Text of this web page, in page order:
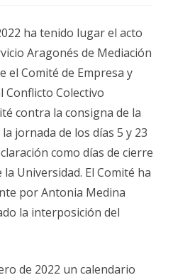
ha tenido lugar el acto
Aragonés de Mediación
el Comité de Empresa y
Conflicto Colectivo
contra la consigna de la
jornada de los días 5 y 23
como días de cierre
Universidad. El Comité ha
por Antonia Medina
la interposición del
de 2022 un calendario